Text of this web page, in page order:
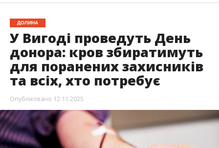
ДОЛИНА
У Вигоді проведуть День
донора: кров збиратимуть
для поранених захисників
та всіх, хто потребує
Опубліковано 12.11.2025